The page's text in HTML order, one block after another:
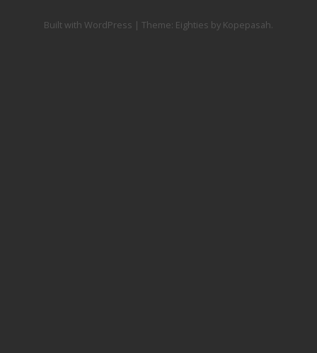
Built with WordPress | Theme: Eighties by Kopepasah.